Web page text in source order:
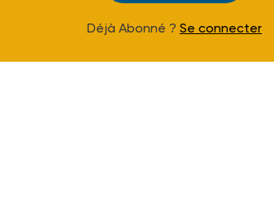
Déjà Abonné ? Se connecter